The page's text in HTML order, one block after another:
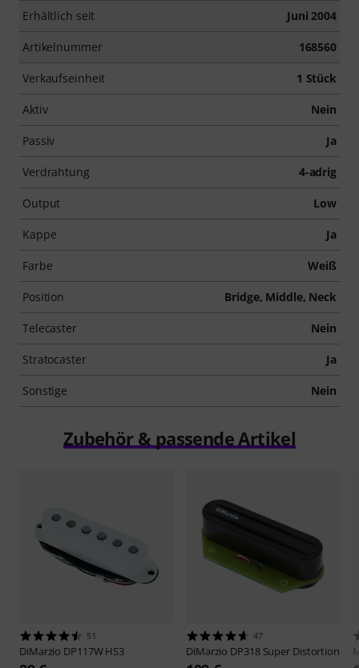
Erhältlich seit Juni 2004
Artikelnummer 168560
Verkaufseinheit 1 Stück
Aktiv Nein
Passiv Ja
Verdrahtung 4-adrig
Output Low
Kappe Ja
Farbe Weiß
Position Bridge, Middle, Neck
Telecaster Nein
Stratocaster Ja
Sonstige Nein
Zubehör & passende Artikel
51
DiMarzio DP117W HS3
47
DiMarzio DP318 Super Distortion